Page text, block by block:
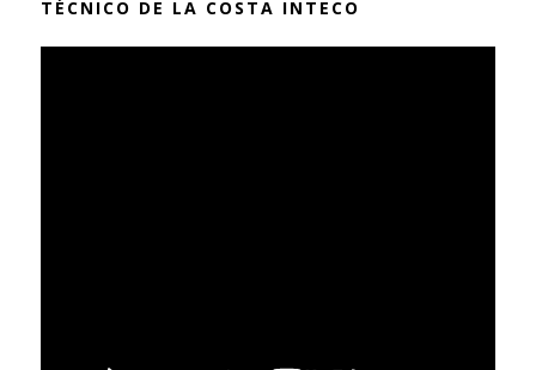
TÉCNICO DE LA COSTA INTECO